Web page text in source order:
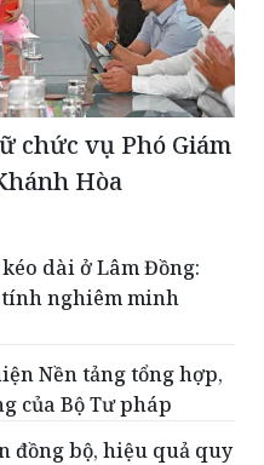
chức vụ Phó Giám
Hòa
dài ở Lâm Đồng:
tính nghiêm minh
Nền tảng tổng hợp,
của Bộ Tư pháp
đồng bộ, hiệu quả quy